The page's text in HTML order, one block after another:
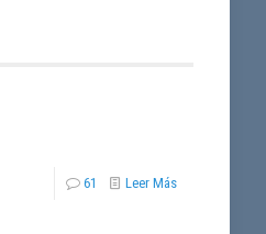
61 Leer Más